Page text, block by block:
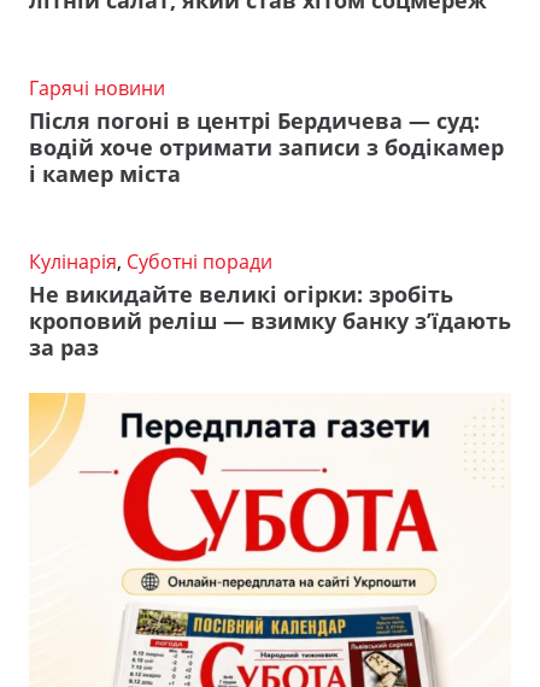
Гарячі новини
Після погоні в центрі Бердичева — суд:
водій хоче отримати записи з бодікамер
і камер міста
Кулінарія, Суботні поради
Не викидайте великі огірки: зробіть
кроповий реліш — взимку банку з’їдають
за раз